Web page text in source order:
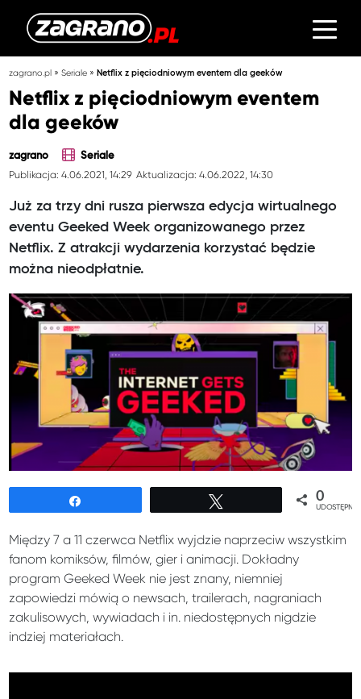
zagrano.pl »Seriale »Netflix z pięciodniowym eventem dla geeków
Netflix z pięciodniowym eventem
dla geeków
zagrano Seriale
Publikacja: 4.06.2021, 14:29 Aktualizacja: 4.06.2022, 14:30
Już za trzy dni rusza pierwsza edycja wirtualnego
eventu Geeked Week organizowanego przez
Netflix. Z atrakcji wydarzenia korzystać będzie
można nieodpłatnie.
0
Między 7 a 11 czerwca Netflix wyjdzie naprzeciw wszystkim
fanom komiksów, filmów, gier i animacji. Dokładny
program Geeked Week nie jest znany, niemniej
zapowiedzi mówią o newsach, trailerach, nagraniach
zakulisowych, wywiadach i in. niedostępnych nigdzie
indziej materiałach.